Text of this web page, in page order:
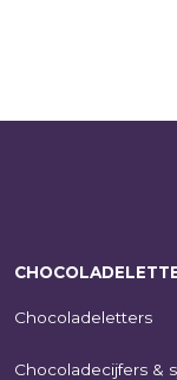
Chocoladeletters
Chocoladecijfers &